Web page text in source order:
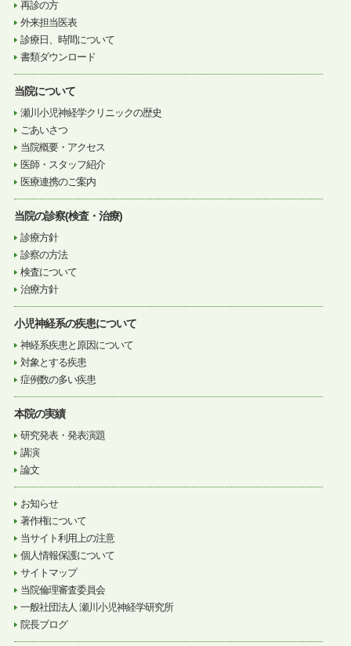
再診の方
外来担当医表
診療日、時間について
書類ダウンロード
当院について
瀬川小児神経学クリニックの歴史
ごあいさつ
当院概要・アクセス
医師・スタッフ紹介
医療連携のご案内
当院の診察(検査・治療)
診療方針
診察の方法
検査について
治療方針
小児神経系の疾患について
神経系疾患と原因について
対象とする疾患
症例数の多い疾患
本院の実績
研究発表・発表演題
講演
論文
お知らせ
著作権について
当サイト利用上の注意
個人情報保護について
サイトマップ
当院倫理審査委員会
一般社団法人 瀬川小児神経学研究所
院長ブログ